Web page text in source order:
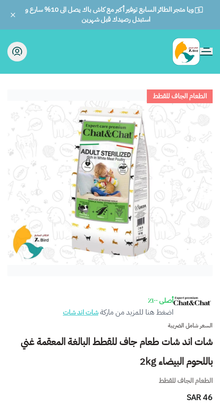
ويا متجر الطائر السابع توفير أكبر مع كاش باك يصل الى 10% سارع و
استبدل رصيدك قبل شهرين
الطائر السابع للحيوانات
الطعام الجاف للقطط
أصلى ١٠٠٪
اضغط هنا للمزيد من ماركةشات اند شات
السعر شامل الضريبة
شات اند شات طعام جاف للقطط البالغة المعقمة غني
باللحوم البيضاء 2kg
الطعام الجاف للقطط
46 SAR